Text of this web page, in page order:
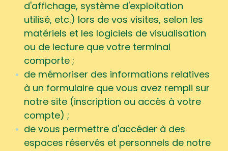
d'affichage, système d'exploitation
utilisé, etc.) lors de vos visites, selon les
matériels et les logiciels de visualisation
ou de lecture que votre terminal
comporte ;
de mémoriser des informations relatives
à un formulaire que vous avez rempli sur
notre site (inscription ou accès à votre
compte) ;
de vous permettre d'accéder à des
espaces réservés et personnels de notre